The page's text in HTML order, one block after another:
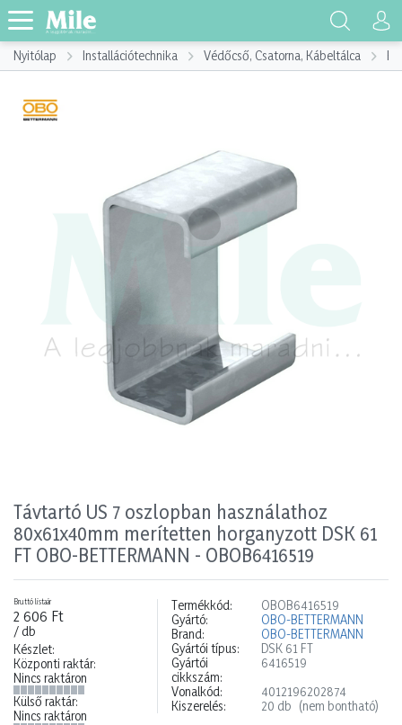
Nyitólap Installációtechnika Védőcső, Csatorna, Kábeltálca
Távtartó US 7 oszlopban használathoz
80x61x40mm merítetten horganyzott DSK 61
FT OBO-BETTERMANN - OBOB6416519
Bruttó listaár
2 606 Ft
/ db
Készlet:
Központi raktár:
Nincs raktáron
Külső raktár:
Nincs raktáron
Termékkód:
OBOB6416519
Gyártó:
OBO-BETTERMANN
Brand:
OBO-BETTERMANN
Gyártói típus:
DSK 61 FT
Gyártói
cikkszám:
6416519
Vonalkód:
4012196202874
Kiszerelés:
20 db (nem bontható)